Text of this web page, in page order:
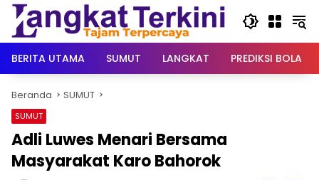
Langsung
konten
BERITA UTAMA
SUMUT LANGKAT PREDIKSI BOLA
Beranda SUMUT
SUMUT
Adli Luwes Menari Bersama
Masyarakat Karo Bahorok